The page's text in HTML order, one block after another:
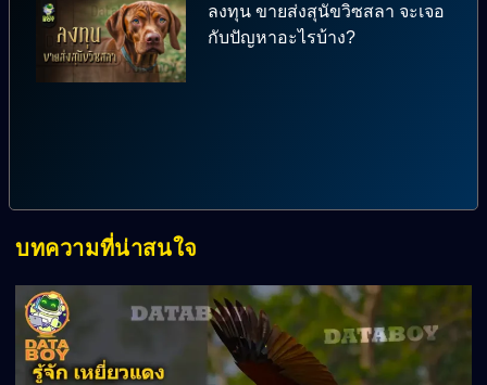
ลงทุน ขายส่งสุนัขวิซสลา จะเจอ
กับปัญหาอะไรบ้าง?
บทความที่น่าสนใจ